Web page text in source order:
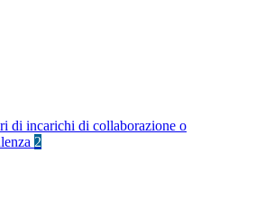
di incarichi di collaborazione o
2